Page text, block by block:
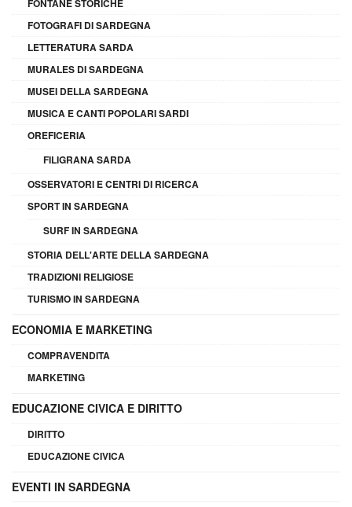
FONTANE STORICHE
FOTOGRAFI DI SARDEGNA
LETTERATURA SARDA
MURALES DI SARDEGNA
MUSEI DELLA SARDEGNA
MUSICA E CANTI POPOLARI SARDI
OREFICERIA
FILIGRANA SARDA
OSSERVATORI E CENTRI DI RICERCA
SPORT IN SARDEGNA
SURF IN SARDEGNA
STORIA DELL'ARTE DELLA SARDEGNA
TRADIZIONI RELIGIOSE
TURISMO IN SARDEGNA
ECONOMIA E MARKETING
COMPRAVENDITA
MARKETING
EDUCAZIONE CIVICA E DIRITTO
DIRITTO
EDUCAZIONE CIVICA
EVENTI IN SARDEGNA